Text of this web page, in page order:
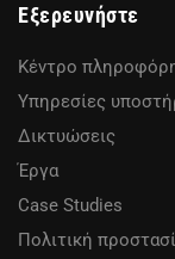
Εξερευνήστε
Κέντρο
Υπηρεσίες
Δικτυώσεις
Έργα
Case Studies
Πολιτική